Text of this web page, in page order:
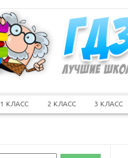
1 КЛАСС 2 КЛАСС 3 КЛАСС